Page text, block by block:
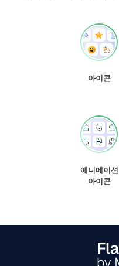
아이콘
애니메이션
아이콘